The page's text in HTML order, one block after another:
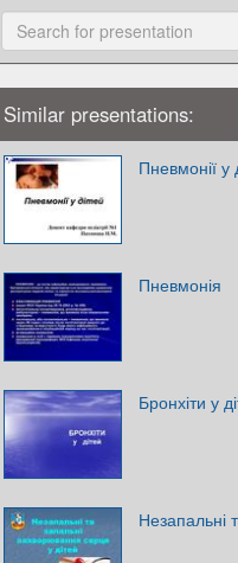
Similar presentations:
Пневмонії у
Пневмонія
Бронхіти у
Незапальні